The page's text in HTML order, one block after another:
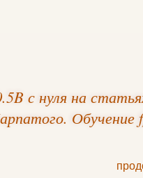
с нуля на
Обучение